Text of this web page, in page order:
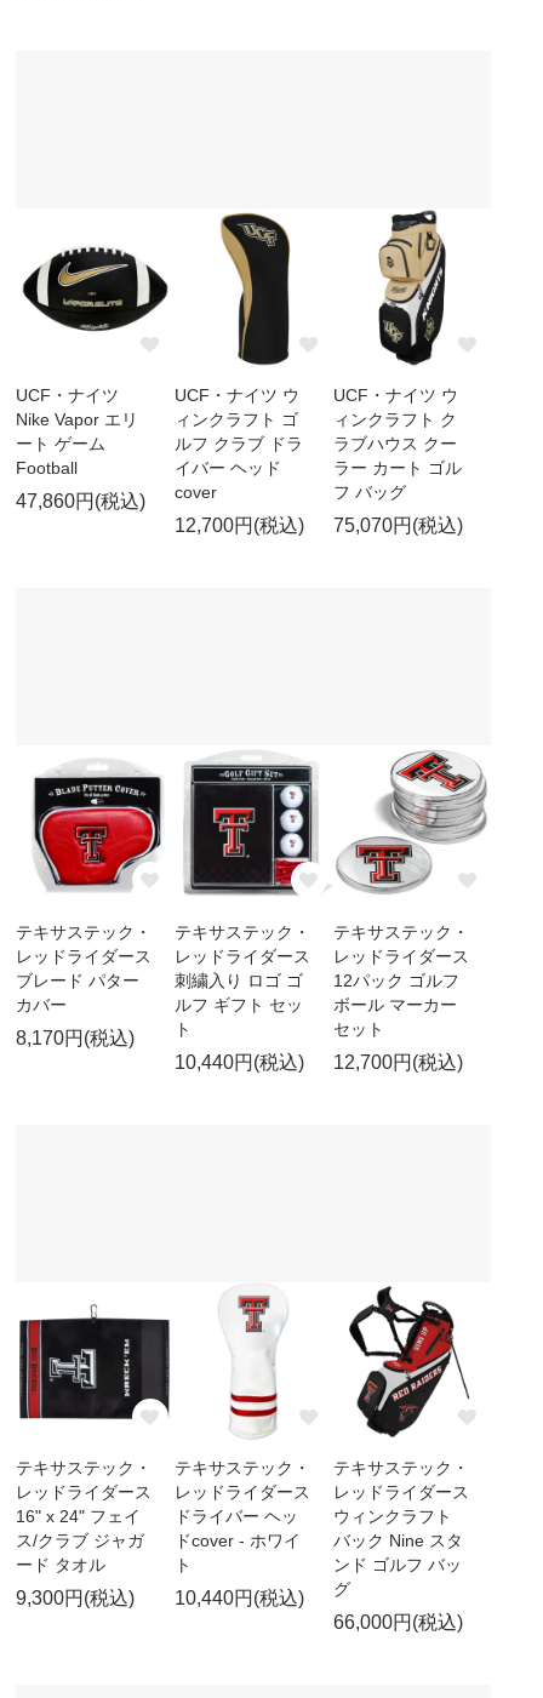
UCF・ナイツ
Nike Vapor エリ
ート ゲーム
Football
47,860円(税込)
UCF・ナイツ ウ
ィンクラフト ゴ
ルフ クラブ ドラ
イバー ヘッド
cover
12,700円(税込)
UCF・ナイツ ウ
ィンクラフト ク
ラブハウス クー
ラー カート ゴル
フ バッグ
75,070円(税込)
テキサステック・
レッドライダース
ブレード パター
カバー
8,170円(税込)
テキサステック・
レッドライダース
刺繍入り ロゴ ゴ
ルフ ギフト セッ
ト
10,440円(税込)
テキサステック・
レッドライダース
12パック ゴルフ
ボール マーカー
セット
12,700円(税込)
テキサステック・
レッドライダース
16" x 24" フェイ
ス/クラブ ジャガ
ード タオル
9,300円(税込)
テキサステック・
レッドライダース
ドライバー ヘッ
ドcover - ホワイ
ト
10,440円(税込)
テキサステック・
レッドライダース
ウィンクラフト
バック Nine スタ
ンド ゴルフ バッ
グ
66,000円(税込)